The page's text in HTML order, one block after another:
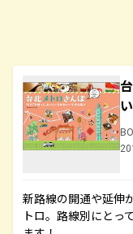
新路線の開通や延伸
トロ。路線別にとっ